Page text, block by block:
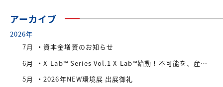
アーカイブ
2026年
7月
資本金増資のお知らせ
6月
X-Lab™ Series Vol.1 X-Lab™始動！不可能を、産業へ。
5月
2026年NEW環境展 出展御礼